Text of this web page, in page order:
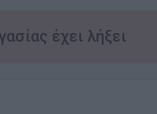
έχει λήξει